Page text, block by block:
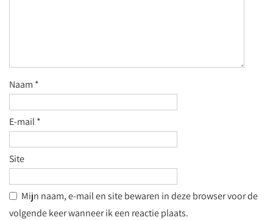
Naam *
E-mail*
Site
Mijn naam, e-mail en site bewaren in deze browser voor de
volgende keer wanneer ik een reactie plaats.